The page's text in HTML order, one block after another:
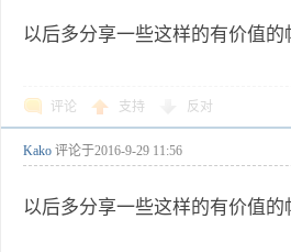
以后多分享一些这样的有价值的
评论 支持 反对
Kako 评论于2016-9-29 11:56
以后多分享一些这样的有价值的